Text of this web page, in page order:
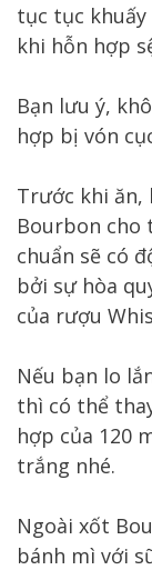
tục tục khuấy
khi hỗn hợp
Bạn lưu ý,
hợp bị vón
Trước khi ăn,
Bourbon cho
chuẩn sẽ có
bởi sự hòa
của rượu
Nếu bạn lo
thì có thể
hợp của 120
trắng nhé.
Ngoài xốt
bánh mì với